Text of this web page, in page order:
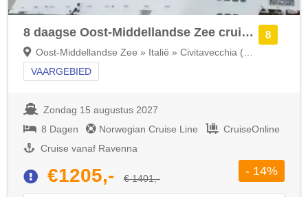
8
8 daagse Oost-Middellandse Zee cruise met de Norwegian Sun
Oost-Middellandse Zee » Italië » Civitavecchia (Rome)
VAARGEBIED
Zondag 15 augustus 2027
8 Dagen
Norwegian Cruise Line
CruiseOnline
Cruise vanaf Ravenna
€1205,- € 1401,-
- 14%